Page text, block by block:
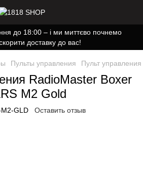
до 18:00 – і ми миттєво почнемо
доставку до вас!
Пульты управления Пульт
RadioMaster Boxer
M2 Gold
GLD Оставить отзыв